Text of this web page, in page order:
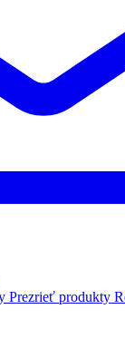
Prezrieť produkty